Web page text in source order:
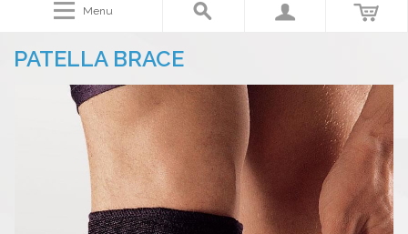
Menu
PATELLA BRACE